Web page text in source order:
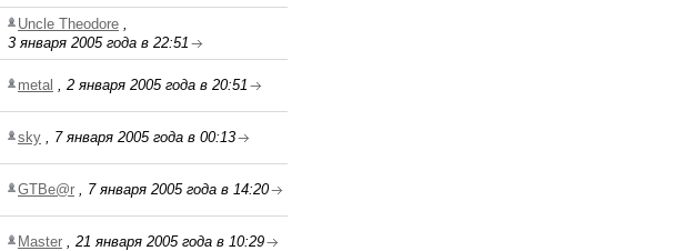
Uncle Theodore ,
3 января 2005 года в 22:51
metal , 2 января 2005 года в 20:51
sky , 7 января 2005 года в 00:13
GTBe@r , 7 января 2005 года в 14:20
Master , 21 января 2005 года в 10:29